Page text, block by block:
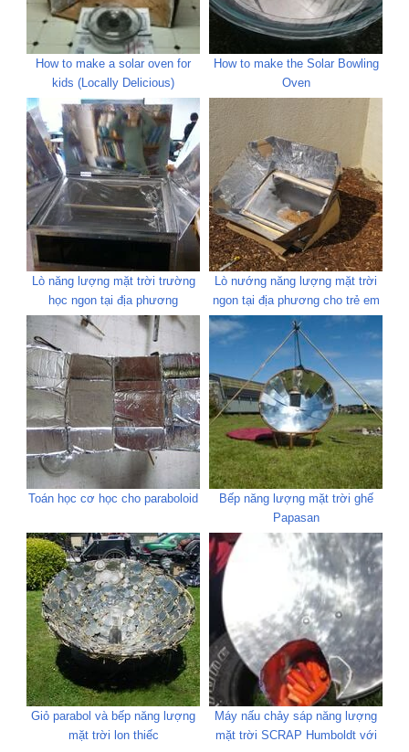
How to make a solar oven for
kids (Locally Delicious)
How to make the Solar Bowling
Oven
Lò năng lượng mặt trời trường
học ngon tại địa phương
Lò nướng năng lượng mặt trời
ngon tại địa phương cho trẻ em
và người lớn
Toán học cơ học cho paraboloid
Bếp năng lượng mặt trời ghế
Papasan
Giỏ parabol và bếp năng lượng
mặt trời lon thiếc
Máy nấu chảy sáp năng lượng
mặt trời SCRAP Humboldt với